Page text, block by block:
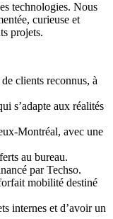
technologies. Nous
curieuse et
projets.
clients reconnus, à
s’adapte aux réalités
Montréal, avec une
au bureau.
par Techso.
mobilité destiné
internes et d’avoir un